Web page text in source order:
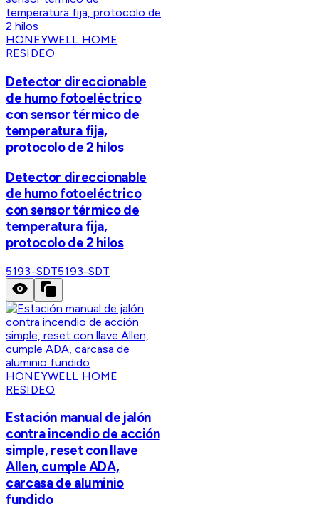
HONEYWELL HOME
RESIDEO
Detector direccionable
de humo fotoeléctrico
con sensor térmico de
temperatura fija,
protocolo de 2 hilos
Detector direccionable
de humo fotoeléctrico
con sensor térmico de
temperatura fija,
protocolo de 2 hilos
5193-SDT5193-SDT
HONEYWELL HOME
RESIDEO
Estación manual de jalón
contra incendio de acción
simple, reset con llave
Allen, cumple ADA,
carcasa de aluminio
fundido